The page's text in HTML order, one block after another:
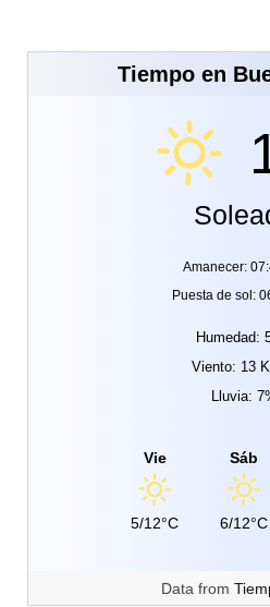
Tiempo en
Amanecer:
Puesta de sol:
Humedad:
Viento: 13
Lluvia:
Vie
5/12°C
Sáb
6/12°C
Data from